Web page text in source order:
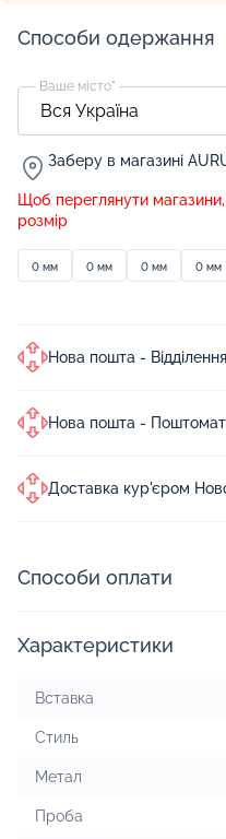
Способи одержання
Ваше місто*
Заберу в магазині
Щоб переглянути магазини,
розмір
0 мм 0 мм 0 мм 0 мм
Нова пошта - Відділення
Нова пошта - Поштомат
Доставка кур'єром
Способи оплати
Характеристики
Вставка
Стиль
Метал
Проба